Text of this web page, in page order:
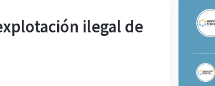
ilegal de